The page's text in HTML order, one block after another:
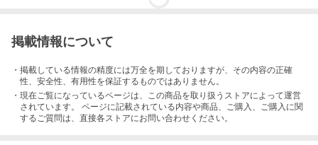
掲載情報について
・掲載している情報の精度には万全を期しておりますが、その内容の正確
性、安全性、有用性を保証するものではありません。
・現在ご覧になっているページは、この商品を取り扱うストアによって運営
されています。 ページに記載されている内容や商品、ご購入 、ご購入に関
するご質問は、直接各ストアにお問い合わせください。